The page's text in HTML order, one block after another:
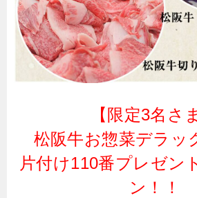
【限定3名さ
松阪牛お惣菜デラッ
片付け110番プレゼン
ン！！